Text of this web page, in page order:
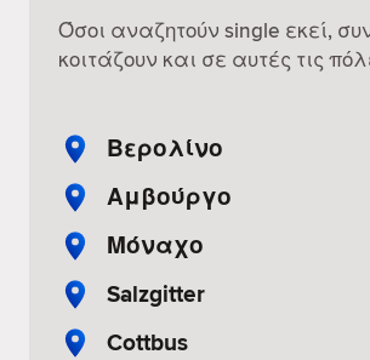
Όσοι αναζητούν single εκεί,
κοιτάζουν και σε αυτές τις
Βερολίνο
Αμβούργο
Μόναχο
Salzgitter
Cottbus